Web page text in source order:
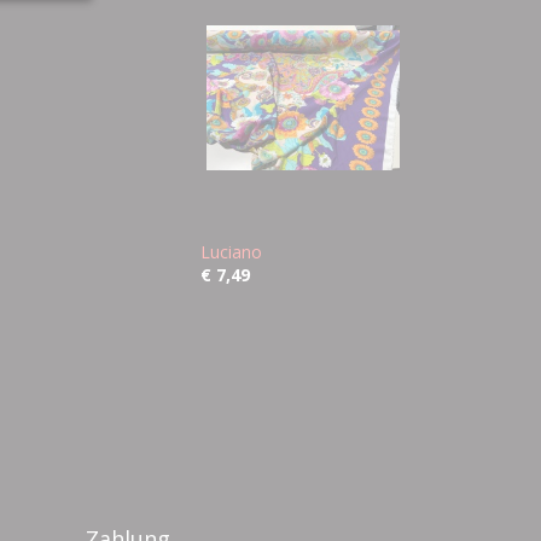
Luciano
€ 7,49